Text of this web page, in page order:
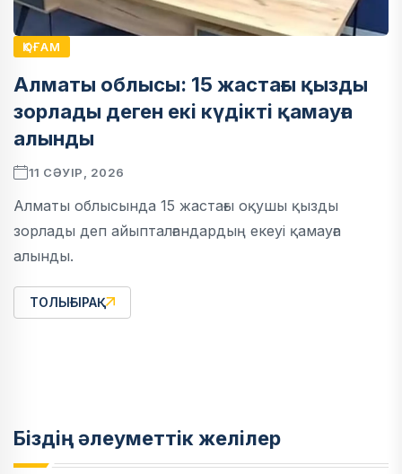
ҚОҒАМ
Алматы облысы: 15 жастағы қызды
зорлады деген екі күдікті қамауға
алынды
11 СӘУІР, 2026
Алматы облысында 15 жастағы оқушы қызды
зорлады деп айыпталғандардың екеуі қамауға
алынды.
ТОЛЫҒЫРАҚ
Біздің әлеуметтік желілер